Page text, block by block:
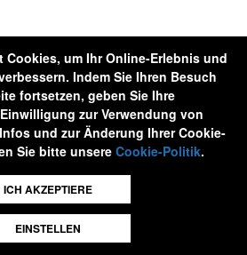
Cookies, um Ihr Online-Erlebnis und
Indem Sie Ihren Besuch
fortsetzen, geben Sie Ihre
zur Verwendung von
und zur Änderung Ihrer Cookie-
Sie bitte unsere Cookie-Politik.
ICH AKZEPTIERE
EINSTELLEN